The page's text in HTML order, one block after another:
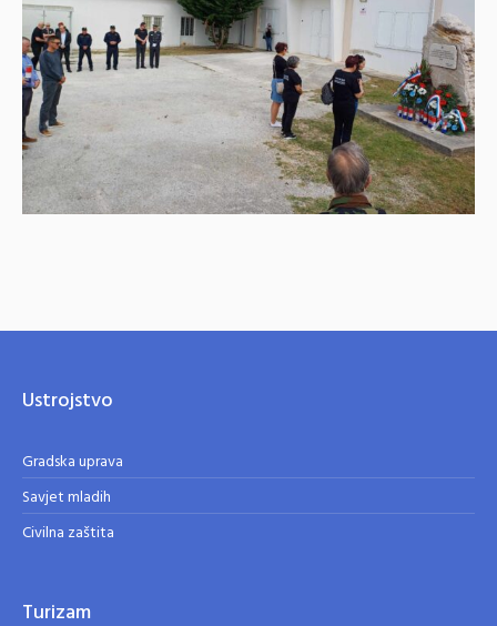
Ustrojstvo
Gradska uprava
Savjet mladih
Civilna zaštita
Turizam